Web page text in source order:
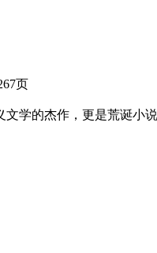
页
文学的杰作，更是荒诞